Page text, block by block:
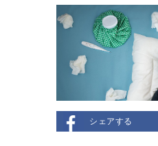
シェアする